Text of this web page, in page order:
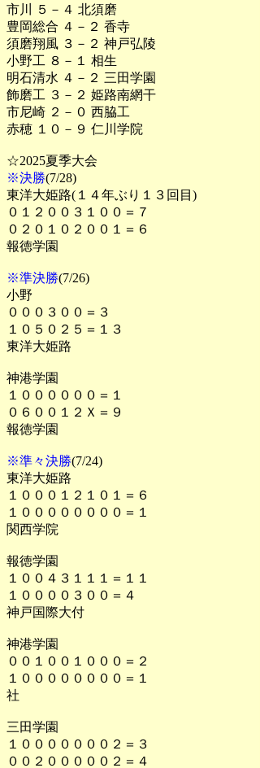
市川 ５－４ 北須磨
豊岡総合 ４－２ 香寺
須磨翔風 ３－２ 神戸弘陵
小野工 ８－１ 相生
明石清水 ４－２ 三田学園
飾磨工 ３－２ 姫路南網干
市尼崎 ２－０ 西脇工
赤穂 １０－９ 仁川学院
☆2025夏季大会
※決勝(7/28)
東洋大姫路(１４年ぶり１３回目)
０１２００３１００＝７
０２０１０２００１＝６
報徳学園
※準決勝(7/26)
小野
０００３００＝３
１０５０２５＝１３
東洋大姫路
神港学園
１００００００＝１
０６００１２Ｘ＝９
報徳学園
※準々決勝(7/24)
東洋大姫路
１０００１２１０１＝６
１００００００００＝１
関西学院
報徳学園
１００４３１１１＝１１
１００００３００＝４
神戸国際大付
神港学園
００１００１０００＝２
１００００００００＝１
社
三田学園
１０００００００２＝３
００２０００００２＝４